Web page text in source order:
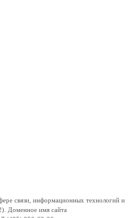
связи, информационных технологий и
Доменное имя сайта